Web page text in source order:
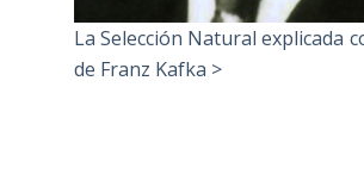
La Selección Natural explicada
de Franz Kafka >